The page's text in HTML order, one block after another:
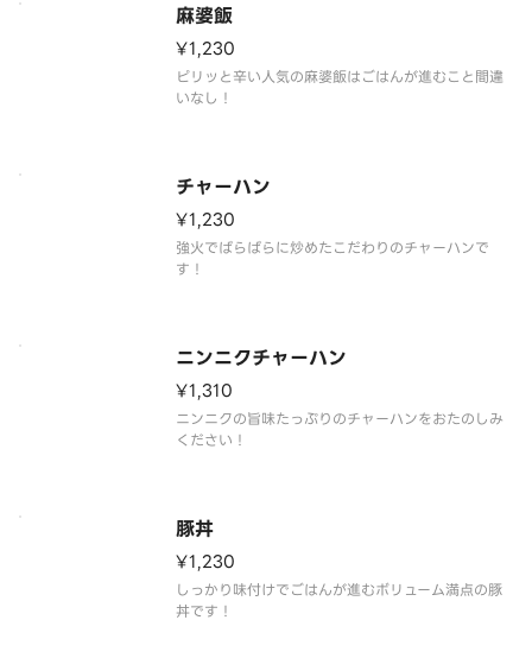
麻婆飯
¥1,230
ピリッと辛い人気の麻婆飯はごはんが進むこと間違
いなし！
チャーハン
¥1,230
強火でぱらぱらに炒めたこだわりのチャーハンで
す！
ニンニクチャーハン
¥1,310
ニンニクの旨味たっぷりのチャーハンをおたのしみ
ください！
豚丼
¥1,230
しっかり味付けでごはんが進むボリューム満点の豚
丼です！